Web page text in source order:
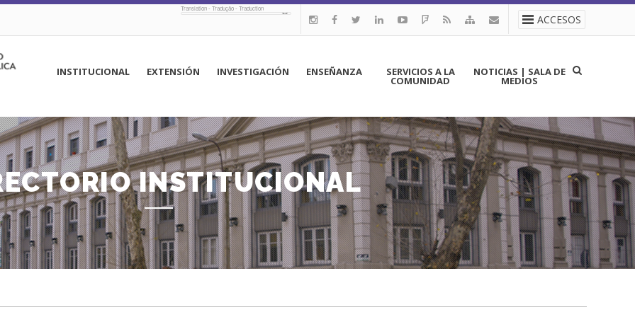
ACCESOS
Translation - Tradução - Traduction
principal
INSTITUCIONAL EXTENSIÓN INVESTIGACIÓN ENSEÑANZA SERVICIOS A LA
COMUNIDAD
NOTICIAS | SALA DE
MEDIOS
INSTITUCIONAL